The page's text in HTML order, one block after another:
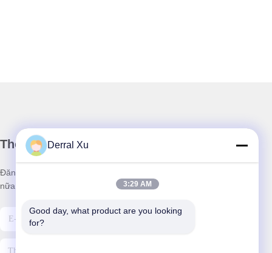
Thông tin của chúng tôi
Đăng ký bản tin của chúng tôi để được giảm giá và nhiều hơn
nữa.
Derral Xu
3:29 AM
Good day, what product are you looking
for?